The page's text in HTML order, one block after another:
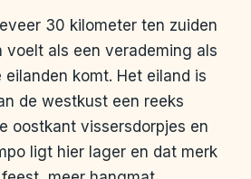
30 kilometer ten zuiden
voelt als een verademing als
komt. Het eiland is
de westkust een reeks
oostkant vissersdorpjes en
ligt hier lager en dat merk